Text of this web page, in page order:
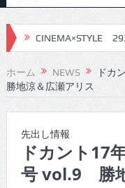
CINEMA×STYLE
CINEMA×STYLE
CINEMA×STYLE
CINEMA×STYLE
CINEMA×STYLE
ホーム NEWS
ドカ
勝地涼＆広瀬アリス
先出し情報
ドカント17
号 vol.9 勝